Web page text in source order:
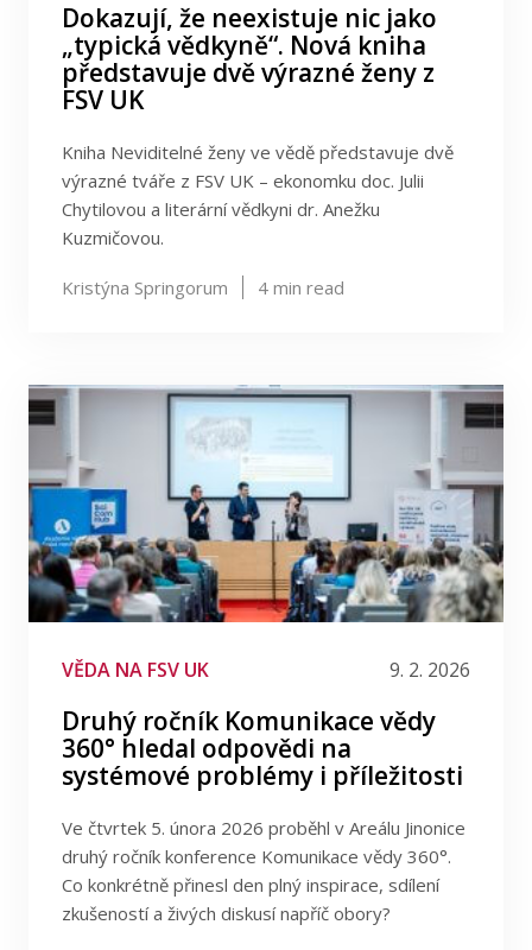
Dokazují, že neexistuje nic jako
„typická vědkyně“. Nová kniha
představuje dvě výrazné ženy z
FSV UK
Kniha Neviditelné ženy ve vědě představuje dvě
výrazné tváře z FSV UK –⁠⁠⁠⁠⁠⁠ ekonomku doc. Julii
Chytilovou a literární vědkyni dr. Anežku
Kuzmičovou.
Kristýna Springorum 4 min read
VĚDA NA FSV UK 9. 2. 2026
Druhý ročník Komunikace vědy
360° hledal odpovědi na
systémové problémy i příležitosti
Ve čtvrtek 5. února 2026 proběhl v Areálu Jinonice
druhý ročník konference Komunikace vědy 360°.
Co konkrétně přinesl den plný inspirace, sdílení
zkušeností a živých diskusí napříč obory?